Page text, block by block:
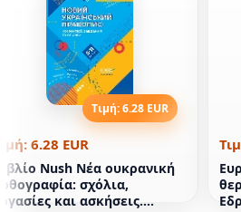
Τιμή: 6.28 EUR
6.28 EUR
Nush Νέα ουκρανική
σχόλια,
και ασκήσεις.